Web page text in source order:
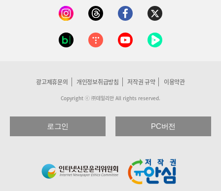
광고제휴문의 개인정보취급방침 저작권 규약 이용약관
Copyright ⓒ ㈜데일리안 All rights reserved.
로그인 PC버전